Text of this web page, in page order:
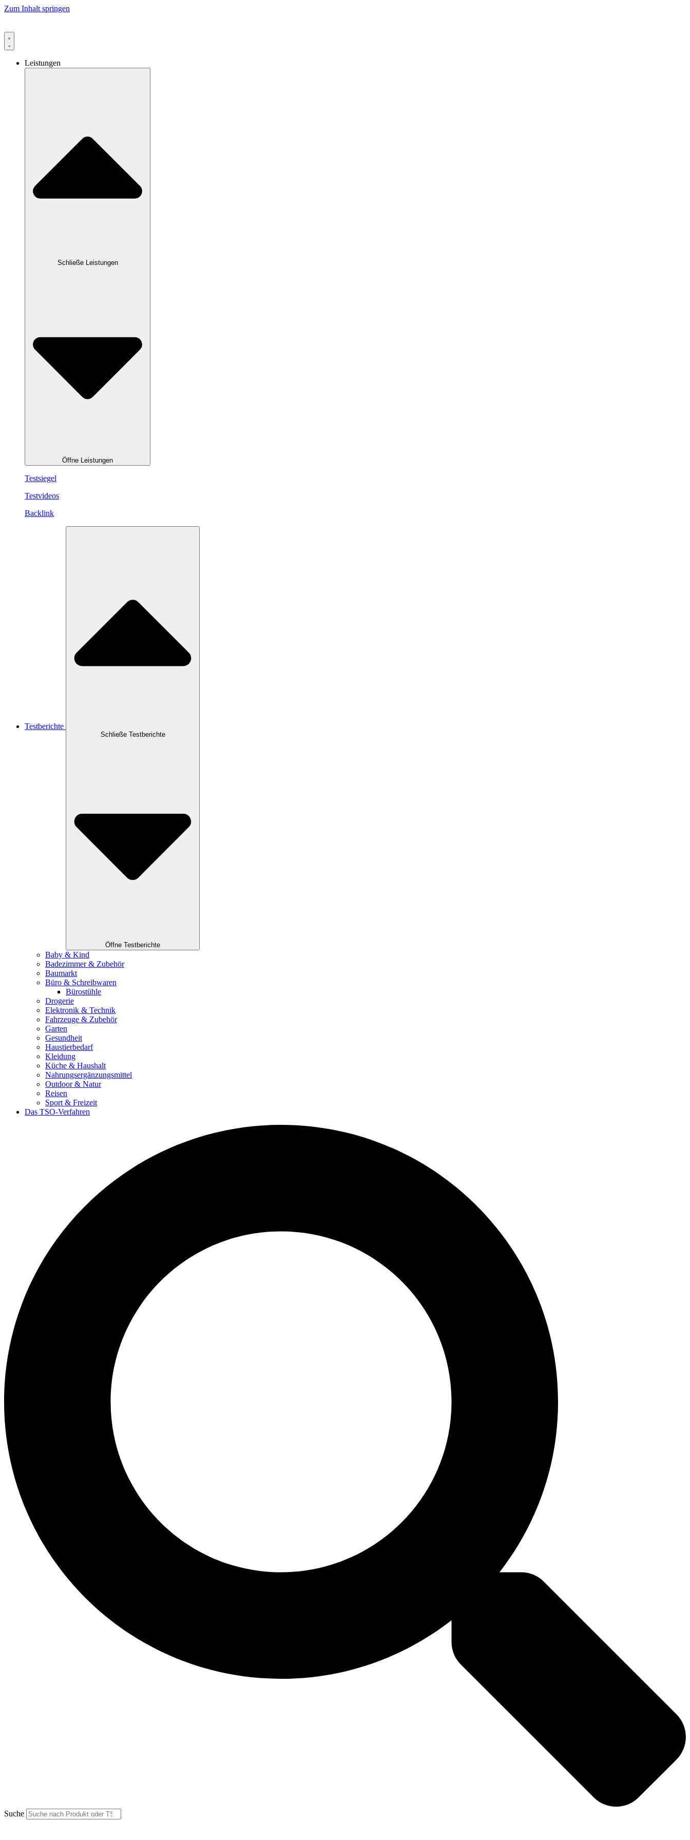
Zum Inhalt springen
Leistungen
Schließe Leistungen
Öffne Leistungen
Testsiegel
Testvideos
Backlink
Testberichte
Schließe Testberichte
Öffne Testberichte
Baby & Kind
Badezimmer & Zubehör
Baumarkt
Büro & Schreibwaren
Bürostühle
Drogerie
Elektronik & Technik
Fahrzeuge & Zubehör
Garten
Gesundheit
Haustierbedarf
Kleidung
Küche & Haushalt
Nahrungsergänzungsmittel
Outdoor & Natur
Reisen
Sport & Freizeit
Das TSO-Verfahren
Suche